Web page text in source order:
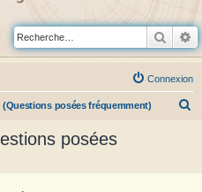
Connexion
posées fréquemment)
posées